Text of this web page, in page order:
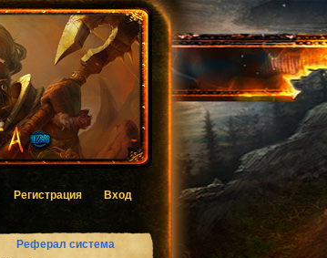
Регистрация Вход
Реферал система